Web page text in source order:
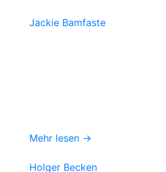
Jackie Bamfaste
Mehr lesen →
Holger Becken